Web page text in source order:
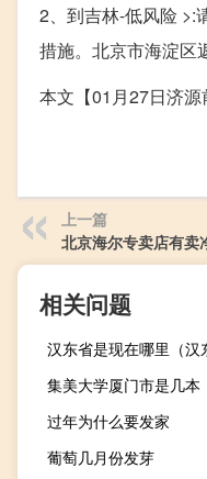
2、到吉林-低风险 >:
措施。北京市海淀区
本文【01月27日济源
上一篇
北京海尔专卖店有卖
相关问题
汉东省是现在哪里（汉
集美大学厦门市是几本
过年为什么要发家
葡萄几月份发芽